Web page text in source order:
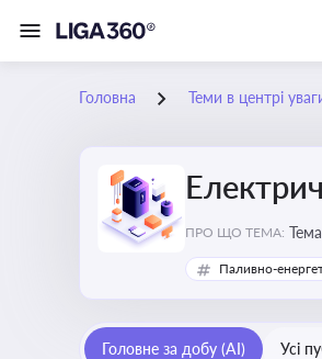
Головна Теми в центрі
ПРО ЩО ТЕМА:
Паливно-
Головне за добу (AI) Усі